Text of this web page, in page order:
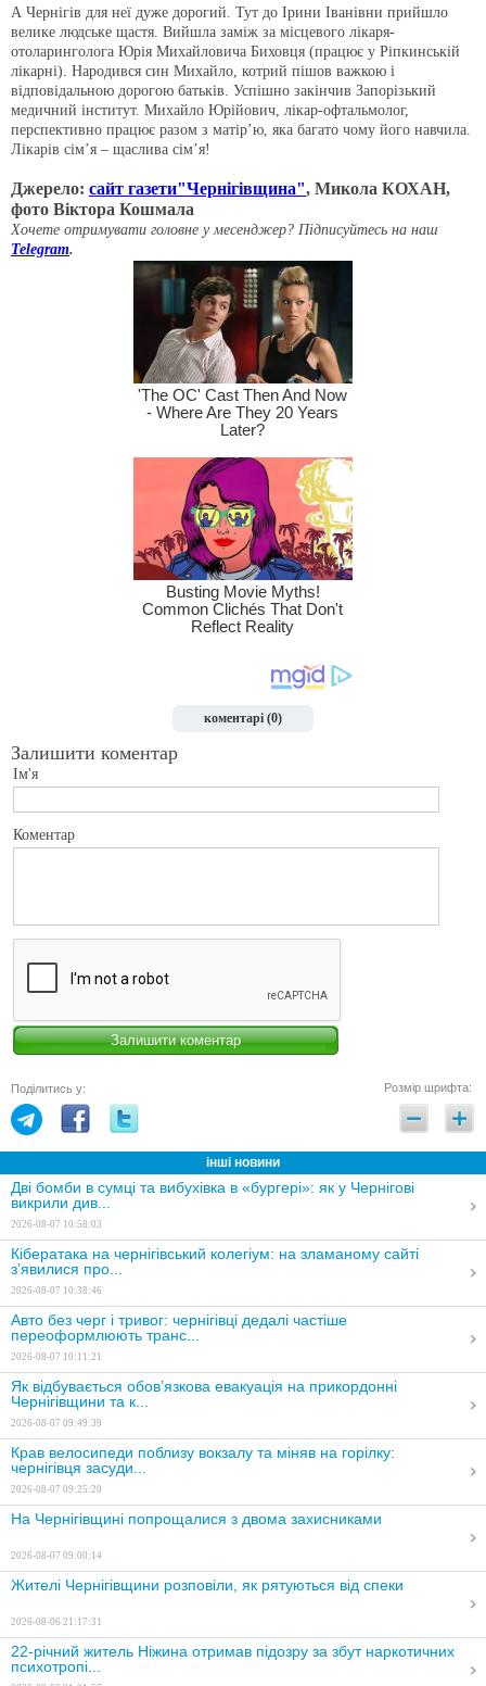
А Чернігів для неї дуже дорогий. Тут до Ірини Іванівни прийшло
велике людське щастя. Вийшла заміж за місцевого лікаря-
отоларинголога Юрія Михайловича Биховця (працює у Ріпкинській
лікарні). Народився син Михайло, котрий пішов важкою і
відповідальною дорогою батьків. Успішно закінчив Запорізький
медичний інститут. Михайло Юрійович, лікар-офтальмолог,
перспективно працює разом з матір’ю, яка багато чому його навчила.
Лікарів сім’я – щаслива сім’я!
Джерело: сайт газети"Чернігівщина", Микола КОХАН,
фото Віктора Кошмала
Хочете отримувати головне у месенджер? Підписуйтесь на наш
Telegram.
коментарі (0)
Залишити коментар
Ім'я
Коментар
Поділитись у: Розмір шрифта:
інші новини
Дві бомби в сумці та вибухівка в «бургері»: як у Чернігові
викрили див...
2026-08-07 10:58:03
Кібератака на чернігівський колегіум: на зламаному сайті
з’явилися про...
2026-08-07 10:38:46
Авто без черг і тривог: чернігівці дедалі частіше
переоформлюють транс...
2026-08-07 10:11:21
Як відбувається обов’язкова евакуація на прикордонні
Чернігівщини та к...
2026-08-07 09:49:39
Крав велосипеди поблизу вокзалу та міняв на горілку:
чернігівця засуди...
2026-08-07 09:25:20
На Чернігівщині попрощалися з двома захисниками
2026-08-07 09:00:14
Жителі Чернігівщини розповіли, як рятуються від спеки
2026-08-06 21:17:31
22-річний житель Ніжина отримав підозру за збут наркотичних
психотропі...